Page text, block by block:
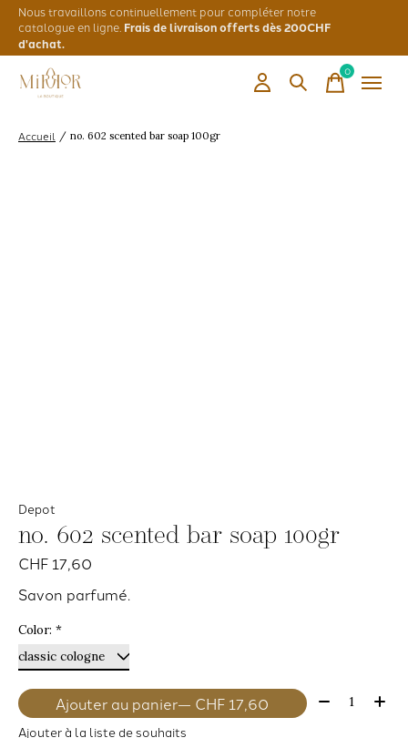
Nous travaillons continuellement pour compléter notre
catalogue en ligne. Frais de livraison offerts dès 200CHF
d'achat.
0items
Accueil / no. 602 scented bar soap 100gr
Depot
no. 602 scented bar soap 100gr
CHF 17,60
Savon parfumé.
Color: *
Ajouter au panier — CHF 17,60 Quantité:
Ajouter à la liste de souhaits